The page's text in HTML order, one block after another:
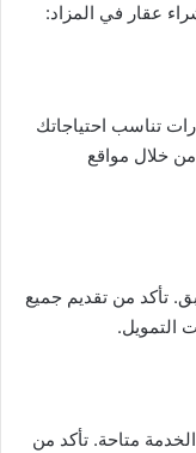
عقار في المزاد:
تناسب احتياجاتك
خلال مواقع
تأكد من تقديم جميع
التمويل.
متاحة. تأكد من